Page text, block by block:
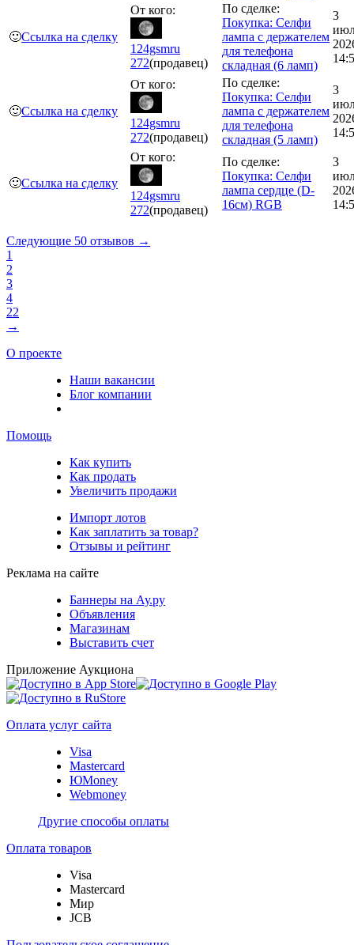
🙂Ссылка на сделку
От кого:
124gsmru
272(продавец)
По сделке:
Покупка: Селфи
лампа с держателем
для телефона
складная (6 ламп)
3
🙂Ссылка на сделку
От кого:
124gsmru
272(продавец)
По сделке:
Покупка: Селфи
лампа с держателем
для телефона
складная (5 ламп)
3
🙂Ссылка на сделку
От кого:
124gsmru
272(продавец)
По сделке:
Покупка: Селфи
лампа сердце (D-
16см) RGB
3
Следующие 50 отзывов →
1
2
3
4
22
→
О проекте
Наши вакансии
Блог компании
Помощь
Как купить
Как продать
Увеличить продажи
Импорт лотов
Как заплатить за товар?
Отзывы и рейтинг
Реклама на сайте
Баннеры на Ау.ру
Объявления
Магазинам
Выставить счет
Приложение Аукциона
Оплата услуг сайта
Visa
Mastercard
ЮMoney
Webmoney
Другие способы оплаты
Оплата товаров
Visa
Mastercard
Мир
JCB